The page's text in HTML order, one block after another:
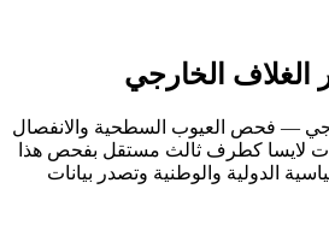
الخارجي
— فحص العيوب السطحية والانفصال
لايسا كطرف ثالث مستقل بفحص هذا
الدولية والوطنية وتصدر بيانات